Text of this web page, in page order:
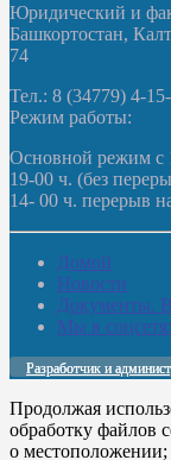
Юридический и
Башкортостан,
74
Тел.: 8 (34779) 4-
Режим работы:
Основной режим с
19-00 ч. (без
14- 00 ч. перерыв
Домой
Новости
Документы.
Мы в
Разработчик и
Продолжая
обработку файлов
о местоположении;